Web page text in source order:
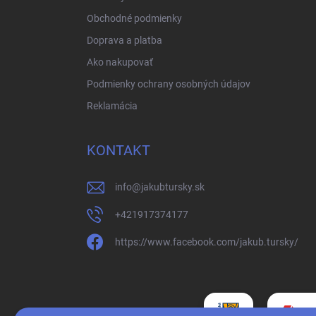
Obchodné podmienky
Doprava a platba
Ako nakupovať
Podmienky ochrany osobných údajov
Reklamácia
KONTAKT
info@jakubtursky.sk
+421917374177
https://www.facebook.com/jakub.tursky/